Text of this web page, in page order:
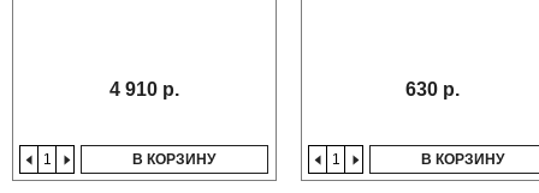
4 910 р.
В КОРЗИНУ
630 р.
В КОРЗИНУ